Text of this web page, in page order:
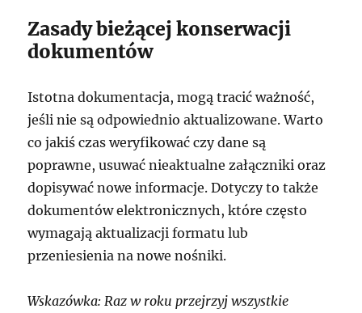
Zasady bieżącej konserwacji
dokumentów
Istotna dokumentacja, mogą tracić ważność,
jeśli nie są odpowiednio aktualizowane. Warto
co jakiś czas weryfikować czy dane są
poprawne, usuwać nieaktualne załączniki oraz
dopisywać nowe informacje. Dotyczy to także
dokumentów elektronicznych, które często
wymagają aktualizacji formatu lub
przeniesienia na nowe nośniki.
Wskazówka: Raz w roku przejrzyj wszystkie